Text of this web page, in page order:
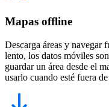
Mapas offline
Descarga áreas y navegar
lento, los datos móviles
guardar un área desde el
usarlo cuando esté fuera